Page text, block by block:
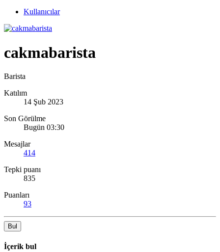
Kullanıcılar
cakmabarista
Barista
Katılım
14 Şub 2023
Son Görülme
Bugün 03:30
Mesajlar
414
Tepki puanı
835
Puanları
93
Bul
İçerik bul